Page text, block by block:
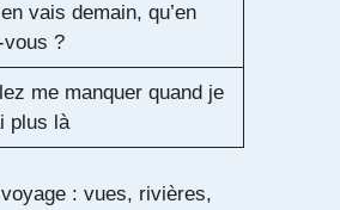
vais demain, qu’en
vous ?
me manquer quand je
plus là
: vues, rivières,